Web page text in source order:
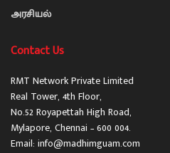
அரசியல்
Contact Us
RMT Network Private Limited
Real Tower, 4th Floor,
No.52 Royapettah High Road,
Mylapore, Chennai – 600 004.
Email: info@madhimguam.com